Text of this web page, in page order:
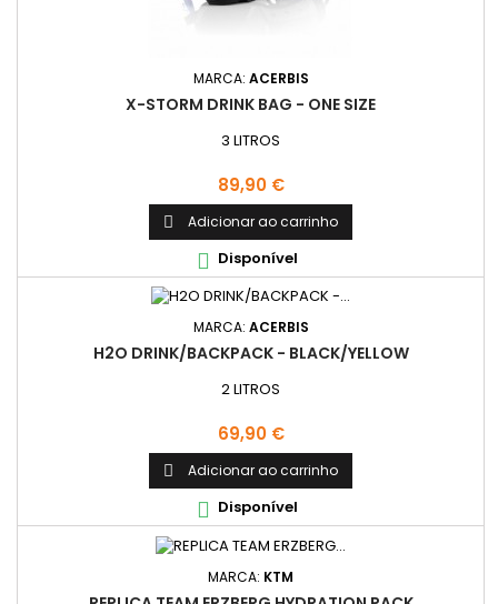
MARCA: ACERBIS
X-STORM DRINK BAG - ONE SIZE
3 LITROS
Preço
89,90 €
 Adicionar ao carrinho
 Disponível
MARCA: ACERBIS
H2O DRINK/BACKPACK - BLACK/YELLOW
2 LITROS
Preço
69,90 €
 Adicionar ao carrinho
 Disponível
MARCA: KTM